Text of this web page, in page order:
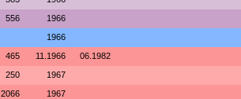
556 1966
1966
465 11.1966 06.1982
250 1967
2066 1967